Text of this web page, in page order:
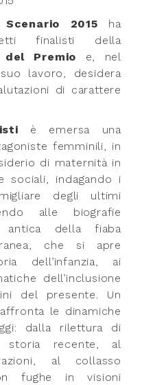
Scenario 2015 ha
finalisti della
del Premio e, nel
lavoro, desidera
di carattere
è emersa una
femminili, in
di maternità in
indagando i
degli ultimi
alle biografie
antica della fiaba
che si apre
dell’infanzia, ai
dell’inclusione
del presente. Un
le dinamiche
dalla rilettura di
storia recente, al
al collasso
fughe in visioni